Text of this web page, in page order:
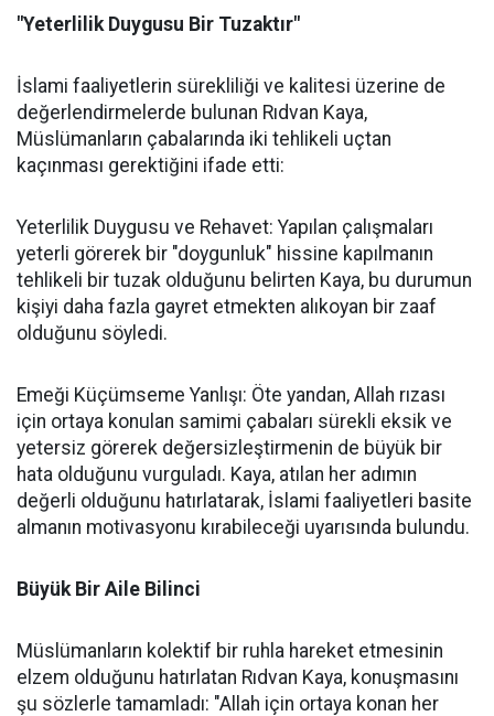
"Yeterlilik Duygusu Bir Tuzaktır"
İslami faaliyetlerin sürekliliği ve kalitesi üzerine de
değerlendirmelerde bulunan Rıdvan Kaya,
Müslümanların çabalarında iki tehlikeli uçtan
kaçınması gerektiğini ifade etti:
Yeterlilik Duygusu ve Rehavet: Yapılan çalışmaları
yeterli görerek bir "doygunluk" hissine kapılmanın
tehlikeli bir tuzak olduğunu belirten Kaya, bu durumun
kişiyi daha fazla gayret etmekten alıkoyan bir zaaf
olduğunu söyledi.
Emeği Küçümseme Yanlışı: Öte yandan, Allah rızası
için ortaya konulan samimi çabaları sürekli eksik ve
yetersiz görerek değersizleştirmenin de büyük bir
hata olduğunu vurguladı. Kaya, atılan her adımın
değerli olduğunu hatırlatarak, İslami faaliyetleri basite
almanın motivasyonu kırabileceği uyarısında bulundu.
Büyük Bir Aile Bilinci
Müslümanların kolektif bir ruhla hareket etmesinin
elzem olduğunu hatırlatan Rıdvan Kaya, konuşmasını
şu sözlerle tamamladı: "Allah için ortaya konan her